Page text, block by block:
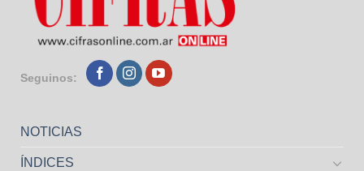
Seguinos:
NOTICIAS
ÍNDICES